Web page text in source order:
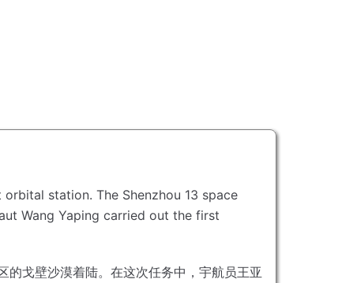
orbital station. The Shenzhou 13 space
Wang Yaping carried out the first
戈壁沙漠着陆。 在这次任务中，宇航员王亚